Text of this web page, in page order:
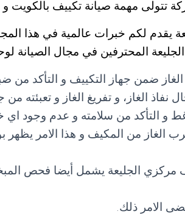
تتولى مهمة صيانة تكييف بالكويت و
يقدم لكم خبرات عالمية في هذا
المحترفين في مجال الصيانة
ضمن جهاز التكييف و التأكد من
نفاذ الغاز، و تفريغ الغاز و
و التأكد من سلامته و عدم وجود اي
الغاز من المكيف و هذا الامر يظهر
مركزي الجليعة يشمل أيضا فحص
الامر ذلك.